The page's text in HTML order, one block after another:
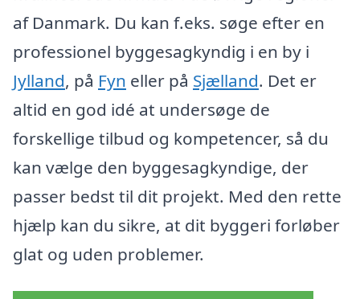
af Danmark. Du kan f.eks. søge efter en
professionel byggesagkyndig i en by i
Jylland, på Fyn eller på Sjælland. Det er
altid en god idé at undersøge de
forskellige tilbud og kompetencer, så du
kan vælge den byggesagkyndige, der
passer bedst til dit projekt. Med den rette
hjælp kan du sikre, at dit byggeri forløber
glat og uden problemer.